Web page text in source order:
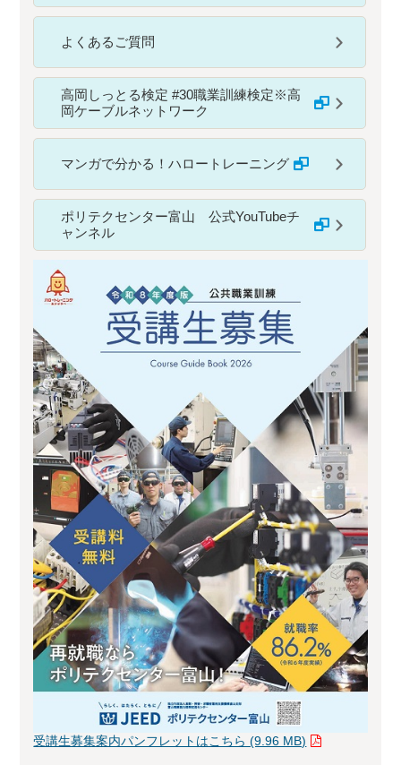
よくあるご質問
高岡しっとる検定 #30職業訓練検定※高
岡ケーブルネットワーク
マンガで分かる！ハロートレーニング
ポリテクセンター富山 公式YouTubeチ
ャンネル
受講生募集案内パンフレットはこちら (9.96 MB)